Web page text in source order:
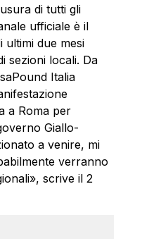
di tutti gli
ufficiale è il
ultimi due mesi
sezioni locali. Da
Italia
a Roma per
Giallo-
a venire, mi
verranno
scrive il 2